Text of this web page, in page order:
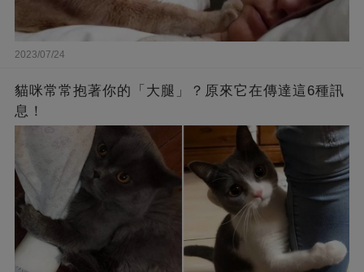
2023/07/24
貓咪常常抱著你的「大腿」？原來它在傳達這6種訊
息！